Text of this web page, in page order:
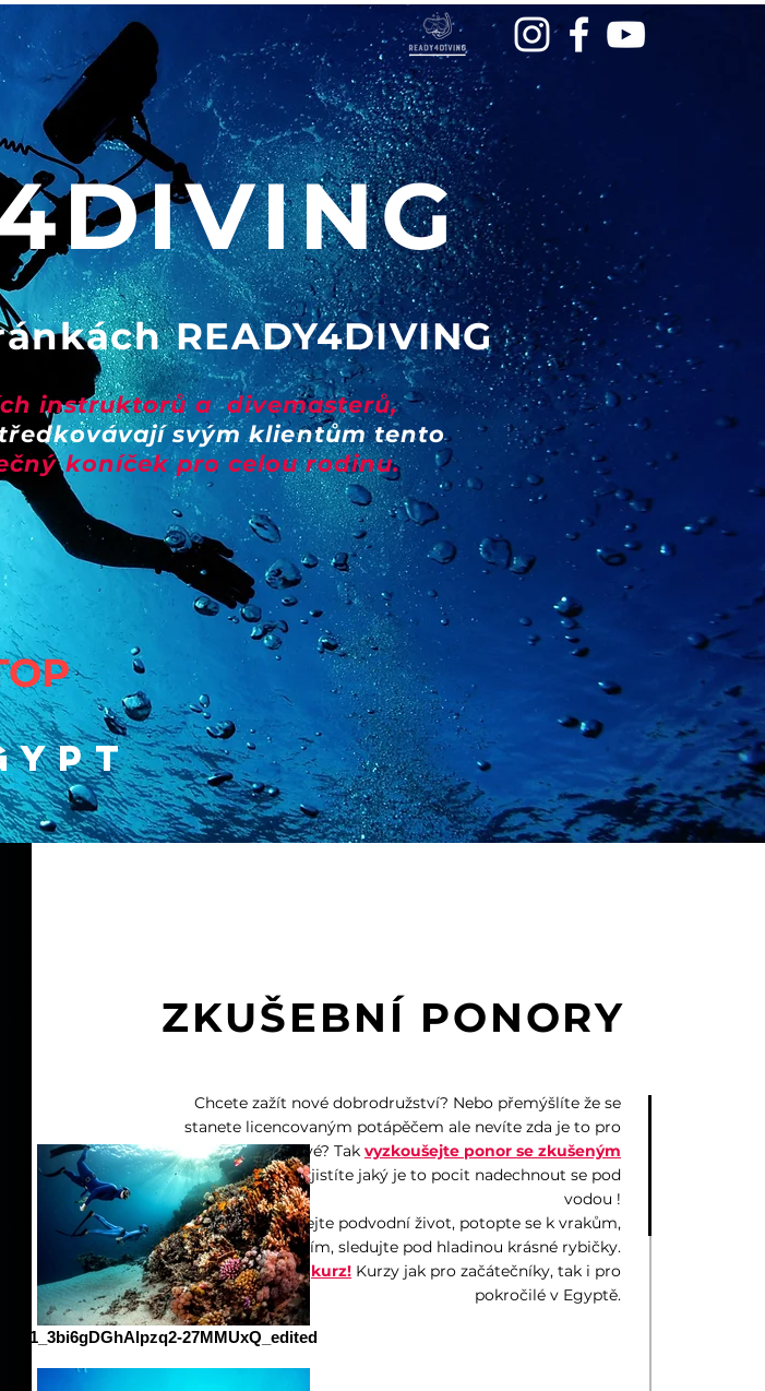
READY4DIVING
instruktorů adivemasterů,
svým klientům tento
koníček pro celou rodinu.
ZKUŠEBNÍ PONORY
Chcete zažít nové dobrodružství? Nebo přemýšlíte že se
stanete licencovaným potápěčem ale nevíte zda je to pro
vás to pravé? Tak vyzkoušejte ponor se zkušeným
instruktorema zjistíte jaký je to pocit nadechnout se pod
vodou !
Prozkoumejte podvodní život, potopte se k vrakům,
jeskyním, sledujte pod hladinou krásné rybičky.
Objednejte sikurz! Kurzy jak pro začátečníky, tak i pro
pokročilé v Egyptě.
1_3bi6gDGhAlpzq2-27MMUxQ_edited